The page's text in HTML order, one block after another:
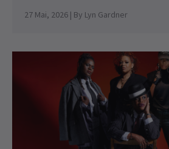
27 Mai, 2026 | By Lyn Gardner